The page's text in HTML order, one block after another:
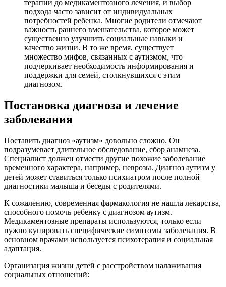
терапии до медикаментозного лечения, и выбор
подхода часто зависит от индивидуальных
потребностей ребенка. Многие родители отмечают
важность раннего вмешательства, которое может
существенно улучшить социальные навыки и
качество жизни. В то же время, существует
множество мифов, связанных с аутизмом, что
подчеркивает необходимость информирования и
поддержки для семей, столкнувшихся с этим
диагнозом.
Постановка диагноза и лечение
заболевания
Поставить диагноз «аутизм» довольно сложно. Он
подразумевает длительное обследование, сбор анамнеза.
Специалист должен отмести другие похожие заболевание
временного характера, например, неврозы. Диагноз аутизм у
детей может ставиться только психиатром после полной
диагностики малыша и беседы с родителями.
К сожалению, современная фармакология не нашла лекарства,
способного помочь ребенку с диагнозом аутизм.
Медикаментозные препараты используются, только если
нужно купировать специфические симптомы заболевания. В
основном врачами используется психотерапия и социальная
адаптация.
Организация жизни детей с расстройством налаживания
социальных отношений: